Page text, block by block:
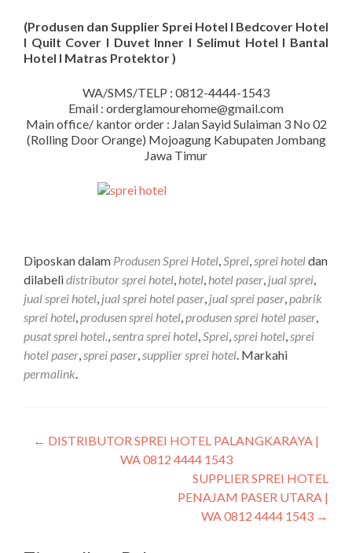
(Produsen dan Supplier Sprei Hotel I Bedcover Hotel
I Quilt Cover I Duvet Inner I Selimut Hotel I Bantal
Hotel I Matras Protektor )
WA/SMS/TELP : 0812-4444-1543
Email : orderglamourehome@gmail.com
Main office/ kantor order : Jalan Sayid Sulaiman 3 No 02
(Rolling Door Orange) Mojoagung Kabupaten Jombang
Jawa Timur
Diposkan dalam Produsen Sprei Hotel,Sprei,sprei hoteldan
dilabelidistributor sprei hotel, hotel, hotel paser, jual sprei,
jual sprei hotel, jual sprei hotel paser, jual sprei paser,pabrik
sprei hotel,produsen sprei hotel,produsen sprei hotel paser,
pusat sprei hotel.,sentra sprei hotel,Sprei,sprei hotel,sprei
hotel paser,sprei paser,supplier sprei hotel. Markahi
permalink.
← DISTRIBUTOR SPREI HOTEL PALANGKARAYA |
WA 0812 4444 1543
SUPPLIER SPREI HOTEL
PENAJAM PASER UTARA |
WA 0812 4444 1543 →